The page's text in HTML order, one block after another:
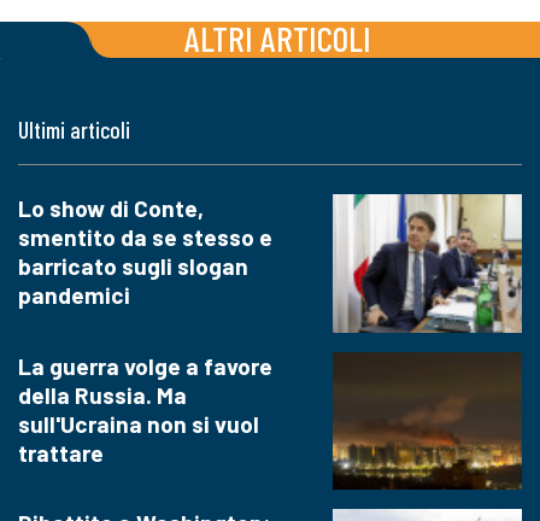
ALTRI ARTICOLI
Ultimi articoli
Lo show di Conte,
smentito da se stesso e
barricato sugli slogan
pandemici
La guerra volge a favore
della Russia. Ma
sull'Ucraina non si vuol
trattare